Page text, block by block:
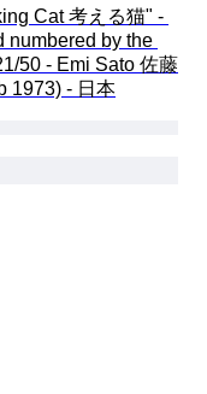
Cat 考える猫" -
numbered by the
50 - Emi Sato 佐藤
1973) - 日本